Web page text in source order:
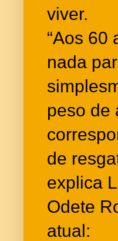
viver.
“Aos 60
nada
peso de
de
explica
Odete
atual: